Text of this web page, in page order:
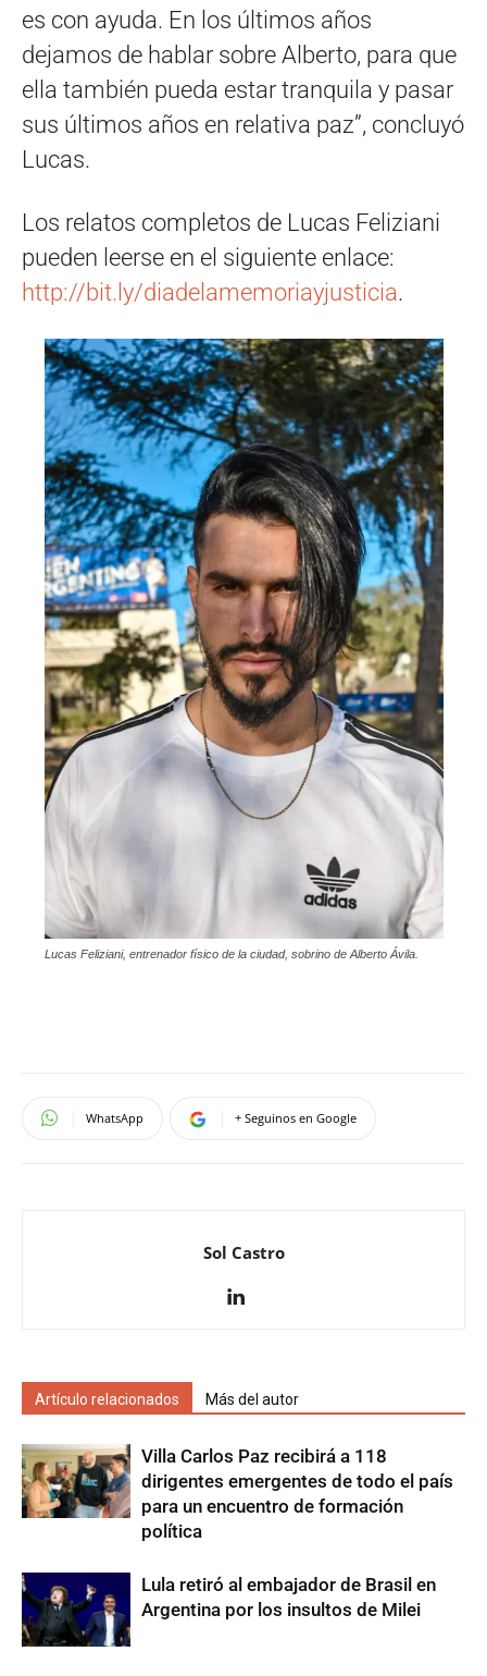
es con ayuda. En los últimos años
dejamos de hablar sobre Alberto, para que
ella también pueda estar tranquila y pasar
sus últimos años en relativa paz”, concluyó
Lucas.
Los relatos completos de Lucas Feliziani
pueden leerse en el siguiente enlace:
http://bit.ly/diadelamemoriayjusticia.
Lucas Feliziani, entrenador físico de la ciudad, sobrino de Alberto Ávila.
WhatsApp + Seguinos en Google
Sol Castro
Artículo relacionados Más del autor
Villa Carlos Paz recibirá a 118
dirigentes emergentes de todo el país
para un encuentro de formación
política
Lula retiró al embajador de Brasil en
Argentina por los insultos de Milei